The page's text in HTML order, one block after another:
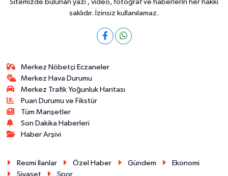
Sitemizde bulunan yazı , video, fotoğraf ve haberlerin her hakkı
saklıdır. İzinsiz kullanılamaz.
Merkez Nöbetçi Eczaneler
Merkez Hava Durumu
Merkez Trafik Yoğunluk Haritası
Puan Durumu ve Fikstür
Tüm Manşetler
Son Dakika Haberleri
Haber Arşivi
Resmi İlanlar Özel Haber Gündem
Ekonomi
Siyaset
Spor